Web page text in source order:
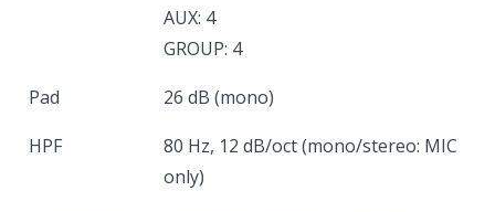
AUX: 4
GROUP: 4
Pad
26 dB (mono)
HPF
80 Hz, 12 dB/oct (mono/stereo: MIC
only)